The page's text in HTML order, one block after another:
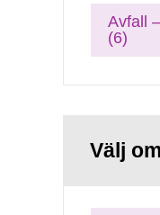
Avfall
(6)
Välj